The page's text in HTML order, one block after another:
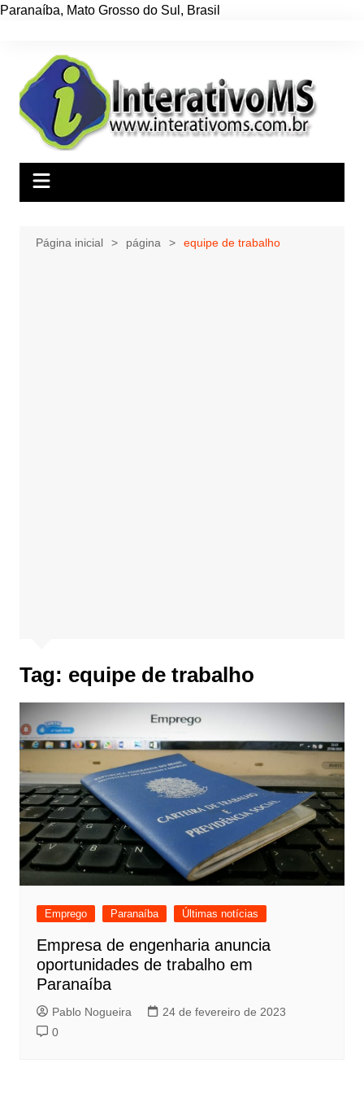
Paranaíba, Mato Grosso do Sul , Brasil
conteúdo
Página inicial página equipe de trabalho
Tag: equipe de trabalho
Emprego Paranaíba Últimas notícias
Empresa de engenharia anuncia
oportunidades de trabalho em
Paranaíba
Pablo Nogueira
24 de fevereiro de 2023
0